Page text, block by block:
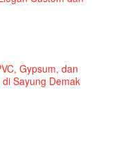
Gypsum, dan
Sayung Demak